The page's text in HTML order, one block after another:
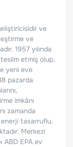
ve
ve
1957 yılında
etmiş olup,
yeni eve
pazarda
imkânı
zamanda
tasarruflu,
Merkezi
ABD EPA ev